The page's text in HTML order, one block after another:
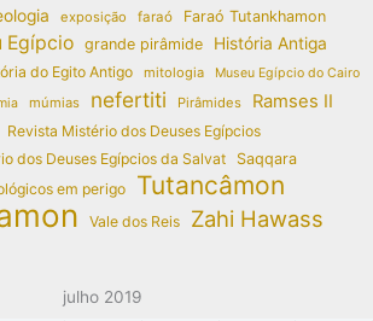
exposição faraó Faraó Tutankhamon
Egípcio grande pirâmide
História Antiga
do Egito Antigo mitologia Museu Egípcio do Cairo
múmias nefertiti Pirâmides Ramses II
Revista Mistério dos Deuses Egípcios
dos Deuses Egípcios da Salvat
Saqqara
em perigo
Tutancâmon
Vale dos Reis Zahi Hawass
julho 2019